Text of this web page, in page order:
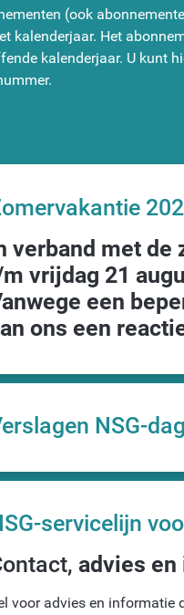
(ook
kalenderjaar. Het
kalenderjaar. U kunt
verband met de
vrijdag 21
een
ons een
NSG-
servicelijn
advies
voor advies en informatie